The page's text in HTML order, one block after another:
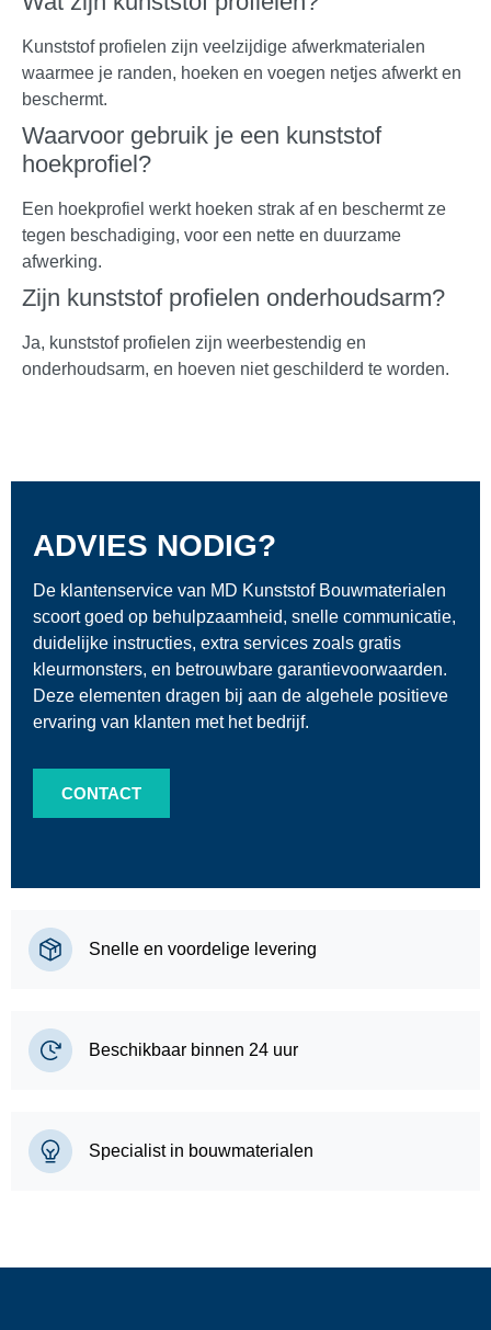
Kunststof profielen zijn veelzijdige afwerkmaterialen
waarmee je randen, hoeken en voegen netjes afwerkt en
beschermt.
Waarvoor gebruik je een kunststof
hoekprofiel?
Een hoekprofiel werkt hoeken strak af en beschermt ze
tegen beschadiging, voor een nette en duurzame
afwerking.
Zijn kunststof profielen onderhoudsarm?
Ja, kunststof profielen zijn weerbestendig en
onderhoudsarm, en hoeven niet geschilderd te worden.
ADVIES NODIG?
De klantenservice van MD Kunststof Bouwmaterialen
scoort goed op behulpzaamheid, snelle communicatie,
duidelijke instructies, extra services zoals gratis
kleurmonsters, en betrouwbare garantievoorwaarden.
Deze elementen dragen bij aan de algehele positieve
ervaring van klanten met het bedrijf.
CONTACT
Snelle en voordelige levering
Beschikbaar binnen 24 uur
Specialist in bouwmaterialen